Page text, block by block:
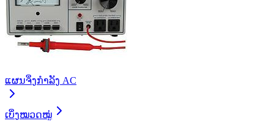
ແຜນຈິ່ງກຳລັງ AC
ເບິ່ງໝວດໝູ່